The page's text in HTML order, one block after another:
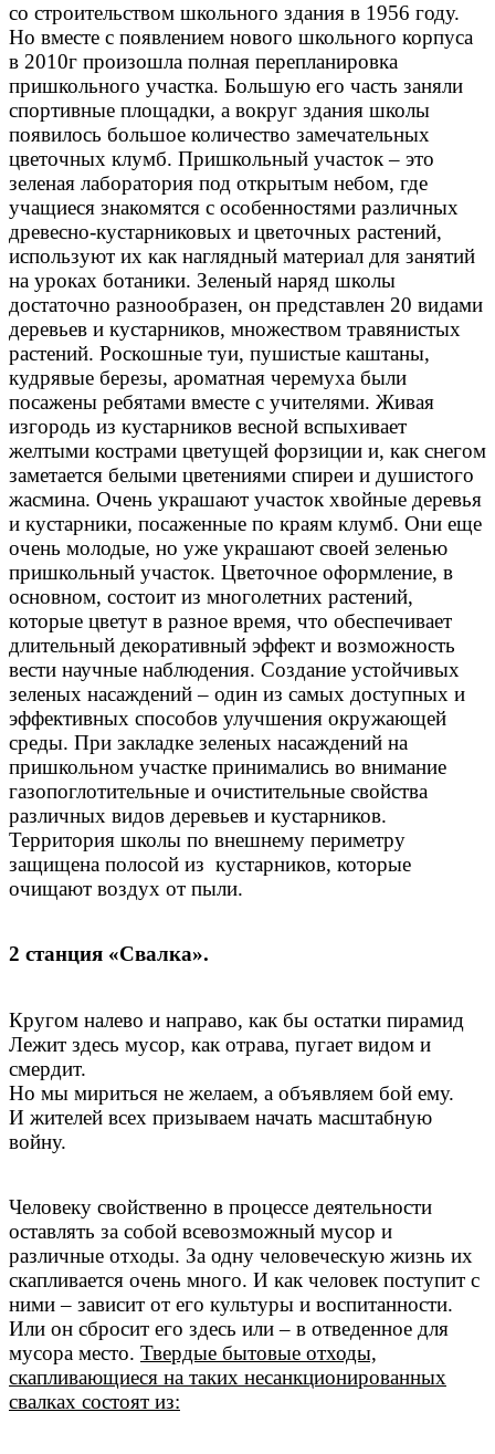
со строительством школьного здания в 1956 году.
Но вместе с появлением нового школьного корпуса
в 2010г произошла полная перепланировка
пришкольного участка. Большую его часть заняли
спортивные площадки, а вокруг здания школы
появилось большое количество замечательных
цветочных клумб. Пришкольный участок – это
зеленая лаборатория под открытым небом, где
учащиеся знакомятся с особенностями различных
древесно-кустарниковых и цветочных растений,
используют их как наглядный материал для занятий
на уроках ботаники. Зеленый наряд школы
достаточно разнообразен, он представлен 20 видами
деревьев и кустарников, множеством травянистых
растений. Роскошные туи, пушистые каштаны,
кудрявые березы, ароматная черемуха были
посажены ребятами вместе с учителями. Живая
изгородь из кустарников весной вспыхивает
желтыми кострами цветущей форзиции и, как снегом
заметается белыми цветениями спиреи и душистого
жасмина. Очень украшают участок хвойные деревья
и кустарники, посаженные по краям клумб. Они еще
очень молодые, но уже украшают своей зеленью
пришкольный участок. Цветочное оформление, в
основном, состоит из многолетних растений,
которые цветут в разное время, что обеспечивает
длительный декоративный эффект и возможность
вести научные наблюдения. Создание устойчивых
зеленых насаждений – один из самых доступных и
эффективных способов улучшения окружающей
среды. При закладке зеленых насаждений на
пришкольном участке принимались во внимание
газопоглотительные и очистительные свойства
различных видов деревьев и кустарников.
Территория школы по внешнему периметру
защищена полосой из кустарников, которые
очищают воздух от пыли.
2 станция «Свалка».
Кругом налево и направо, как бы остатки пирамид
Лежит здесь мусор, как отрава, пугает видом и
смердит.
Но мы мириться не желаем, а объявляем бой ему.
И жителей всех призываем начать масштабную
войну.
Человеку свойственно в процессе деятельности
оставлять за собой всевозможный мусор и
различные отходы. За одну человеческую жизнь их
скапливается очень много. И как человек поступит с
ними – зависит от его культуры и воспитанности.
Или он сбросит его здесь или – в отведенное для
мусора место. Твердые бытовые отходы,
скапливающиеся на таких несанкционированных
свалках состоят из: